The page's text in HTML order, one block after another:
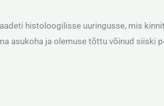
histoloogilisse uuringusse, mis
asukoha ja olemuse tõttu võinud siiski